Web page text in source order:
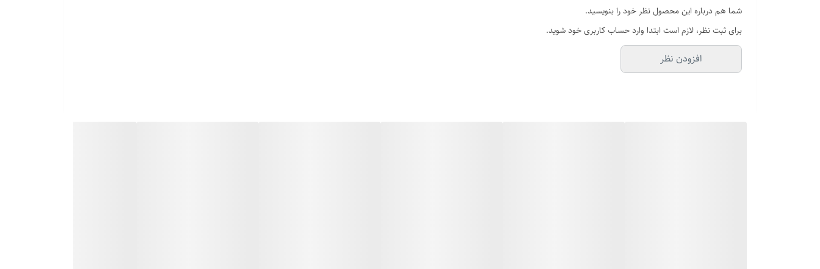
شما هم درباره این محصول نظر خود را بنویسید.
برای ثبت نظر، لازم است ابتدا وارد حساب کاربری خود شوید.
افزودن نظر